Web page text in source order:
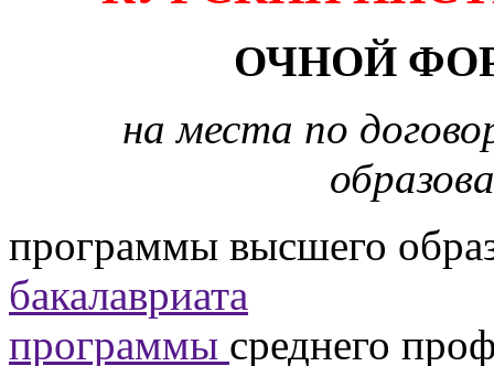
ОЧНОЙ
на места по
программы высшего
бакалавриата
программы среднего